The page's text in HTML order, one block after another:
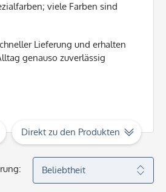
viele Farben sind
Lieferung und erhalten
genauso zuverlässig
Direkt zu den Produkten